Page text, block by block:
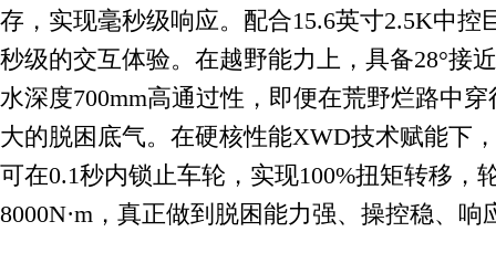
存，实现毫秒级响应。配合15.6英寸2.5K中控
秒级的交互体验。在越野能力上，具备28°接
水深度700mm高通过性，即便在荒野烂路中
大的脱困底气。在硬核性能XWD技术赋能下
可在0.1秒内锁止车轮，实现100%扭矩转移，
8000N·m，真正做到脱困能力强、操控稳、响